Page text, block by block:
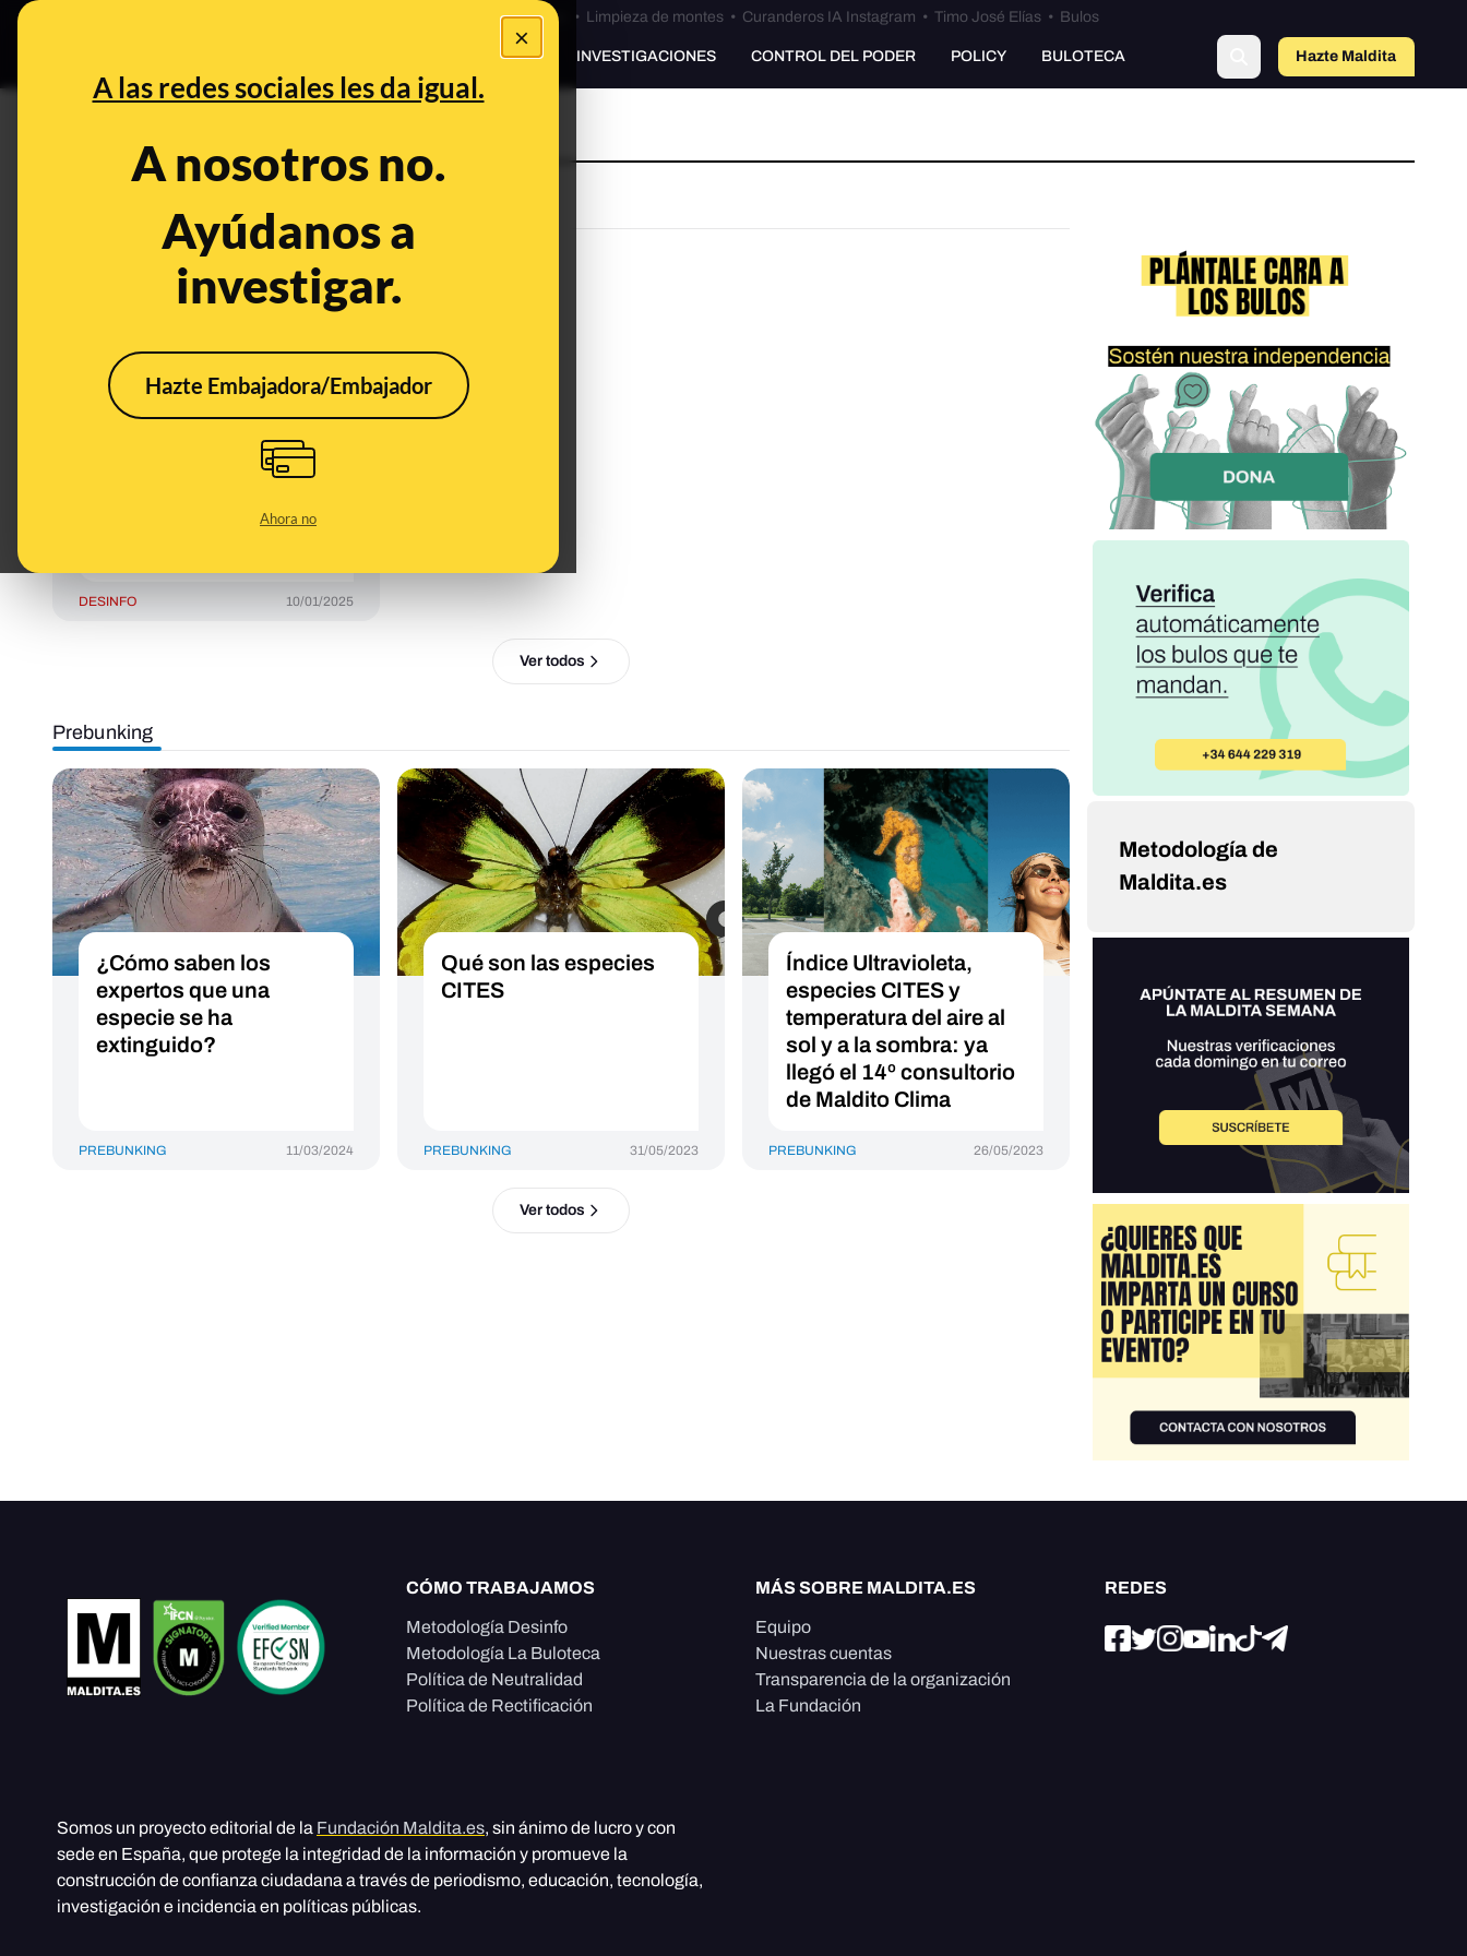
×
A las redes sociales les da igual.
A nosotros no.
Ayúdanos a
investigar.
Hazte Embajadora/Embajador
Ahora no
Bulos Ceuta • Limpieza de montes• Curanderos IA Instagram • Timo José Elías• Bulos
PREBUNKING INVESTIGACIONES CONTROL DEL PODER POLICY BULOTECA Hazte Maldita
especies en peligro de extinción
Incendios de California
en enero de 2025 y
DESINFO 10/01/2025
Ver todos
Prebunking
¿Cómo saben los
expertos que una
especie se ha
extinguido?
PREBUNKING 11/03/2024
Qué son las especies
CITES
PREBUNKING 31/05/2023
Índice Ultravioleta,
especies CITES y
temperatura del aire al
sol y a la sombra: ya
llegó el 14º consultorio
de Maldito Clima
PREBUNKING 26/05/2023
Ver todos
Metodología de
Maldita.es
CÓMO TRABAJAMOS
Metodología Desinfo
Metodología La Buloteca
Política de Neutralidad
Política de Rectificación
MÁS SOBRE MALDITA.ES
Equipo
Nuestras cuentas
Transparencia de la organización
La Fundación
REDES
Somos un proyecto editorial de la Fundación Maldita.es, sin ánimo de lucro y con
sede en España, que protege la integridad de la información y promueve la
construcción de confianza ciudadana a través de periodismo, educación, tecnología,
investigación e incidencia en políticas públicas.